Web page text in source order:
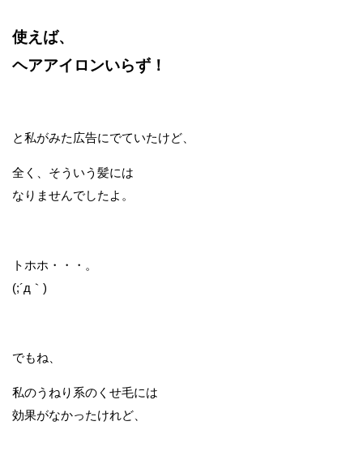
使えば、
ヘアアイロンいらず！
と私がみた広告にでていたけど、
全く、そういう髪には
なりませんでしたよ。
トホホ・・・。
(;´д｀)
でもね、
私のうねり系のくせ毛には
効果がなかったけれど、